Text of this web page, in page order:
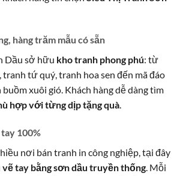
hàng trăm mẫu có sẵn
Dầu sở hữu kho tranh phong phú: từ
tứ quý, tranh hoa sen đến mã đáo
xuôi gió. Khách hàng dễ dàng tìm
hợp với từng dịp tặng quà.
100%
nơi bán tranh in công nghiệp, tại đây
vẽ tay bằng sơn dầu truyền thống. Mỗi